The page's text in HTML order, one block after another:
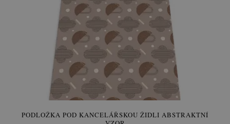
PODLOŽKA POD KANCELÁŘSKOU ŽIDLI ABSTRAKTNÍ